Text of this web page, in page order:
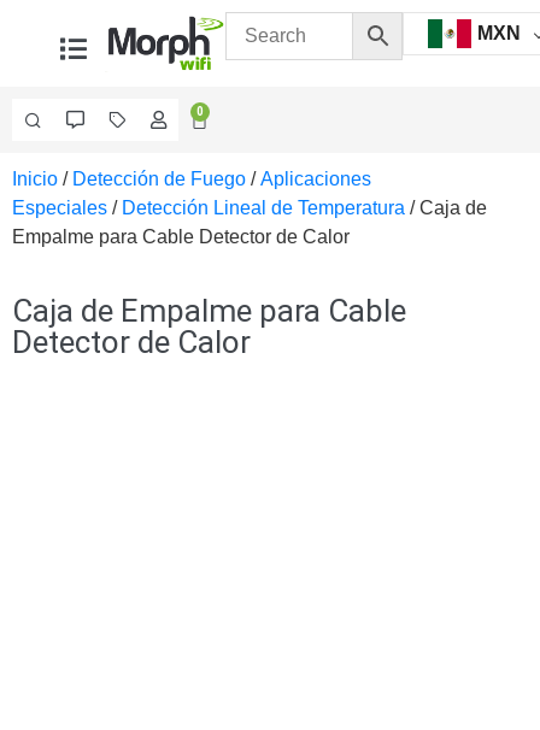
MXN
0
Videovigilancia
Accesorios
Generales
Ethernet y
FibraAccesorios
para
Inicio / Detección de Fuego /Aplicaciones
Especiales / Detección Lineal de Temperatura / Caja de
Empalme para Cable Detector de Calor
Caja de Empalme para Cable
Detector de Calor